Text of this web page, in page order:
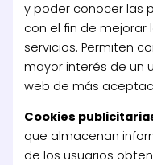
y poder conocer las
con el fin de
servicios. Permiten
mayor interés de un
web de más
Cookies
que almacenan
de los usuarios